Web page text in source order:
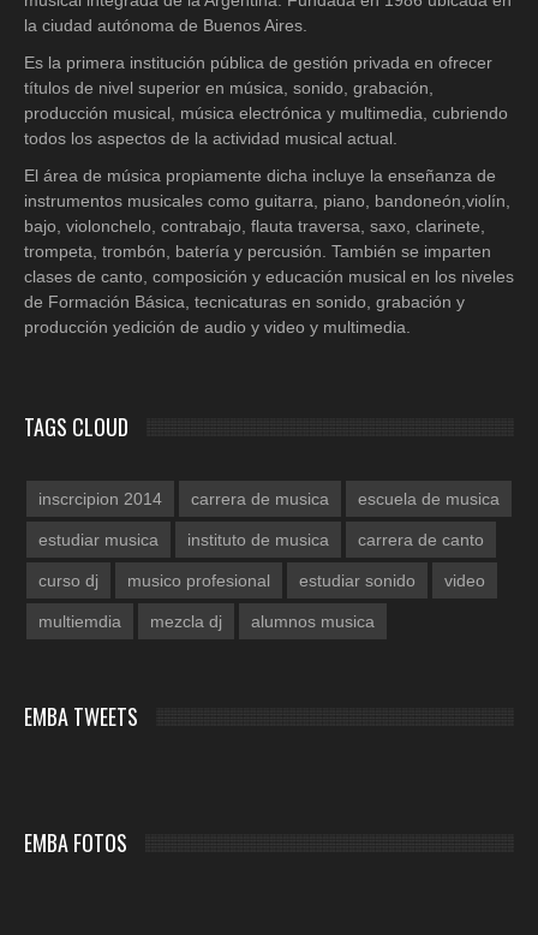
la ciudad autónoma de Buenos Aires.
Es la primera institución pública de gestión privada en ofrecer
títulos de nivel superior en música, sonido, grabación,
producción musical, música electrónica y multimedia, cubriendo
todos los aspectos de la actividad musical actual.
El área de música propiamente dicha incluye la enseñanza de
instrumentos musicales como guitarra, piano, bandoneón,violín,
bajo, violonchelo, contrabajo, flauta traversa, saxo, clarinete,
trompeta, trombón, batería y percusión. También se imparten
clases de canto, composición y educación musical en los niveles
de Formación Básica, tecnicaturas en sonido, grabación y
producción yedición de audio y video y multimedia.
TAGS CLOUD
inscrcipion 2014 carrera de musica escuela de musica
estudiar musica instituto de musica carrera de canto
curso dj musico profesional estudiar sonido video
multiemdia mezcla dj alumnos musica
EMBA TWEETS
EMBA FOTOS